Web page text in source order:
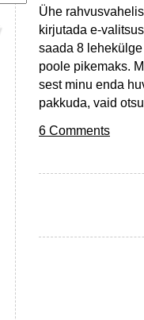
Ühe
kirjutada e-
saada 8
poole pikemaks.
sest minu enda
pakkuda, vaid
6 Comments